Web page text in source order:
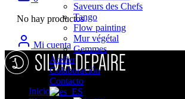
No hay productos
Mi cuenta
Inicio
Saveurs des Chefs
Tango
Flow painting
Mur végétal
Gemmes
Atelier
Colaboración
Contacto